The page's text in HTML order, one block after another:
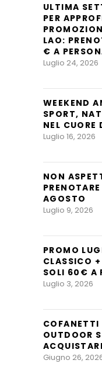
ULTIMA
PER
LAO:
€ A
Luglio 24, 2026
WEEKEND
SPORT,
NEL CUORE
Luglio 16, 2026
NON
AGOSTO
Luglio 9, 2026
PROMO
CLASSICO
SOLI 60€ A
Luglio 3, 2026
COFANETTI
OUTDOOR
Giugno 26,